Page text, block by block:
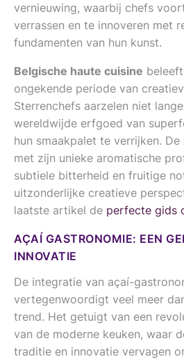
vernieuwing, waarbij chefs
verrassen en te innoveren met
fundamenten van hun kunst.
Belgische haute cuisine
ongekende periode van
Sterrenchefs aarzelen niet
wereldwijde erfgoed van
hun smaakpalet te verrijken.
met zijn unieke aromatische
subtiele bitterheid en fruitige
uitzonderlijke creatieve
laatste artikel de perfecte gids
AÇAÍ GASTRONOMIE: EEN
INNOVATIE
De integratie van açaí-
vertegenwoordigt veel meer
trend. Het getuigt van een
van de moderne keuken, waar
traditie en innovatie vervagen